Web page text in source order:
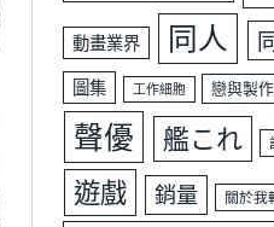
動畫業界 同人
圖集 工作細胞 戀與製
聲優 艦これ
遊戲 銷量 關於我